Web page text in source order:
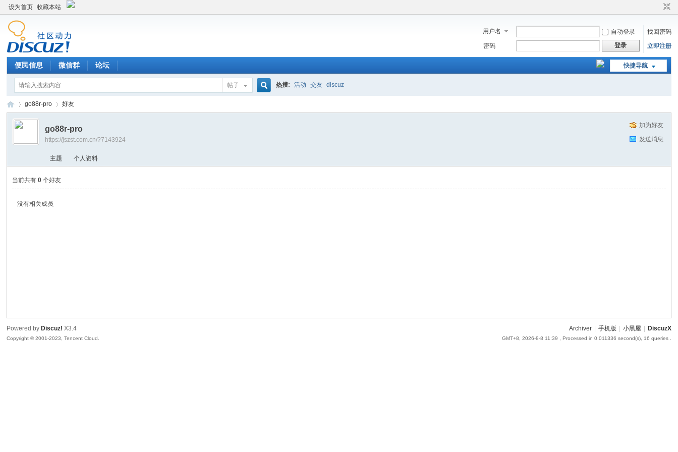
设为首页 收藏本站
用户名 自动登录
找回密码
密码
登录 立即注册
快捷导航
便民信息 微信群 论坛
帖子 热搜: 活动 交友 discuz
›
go88r-pro 好友
加为好友
发送消息
go88r-pro
https://jszst.com.cn/?7143924
主题 个人资料
当前共有0 个好友
没有相关成员
Archiver 手机版 小黑屋 DiscuzX
GMT+8, 2026-8-8 11:39 , Processed in 0.011336 second(s), 16 queries .
Powered by Discuz! X3.4
Copyright © 2001-2023, Tencent Cloud.